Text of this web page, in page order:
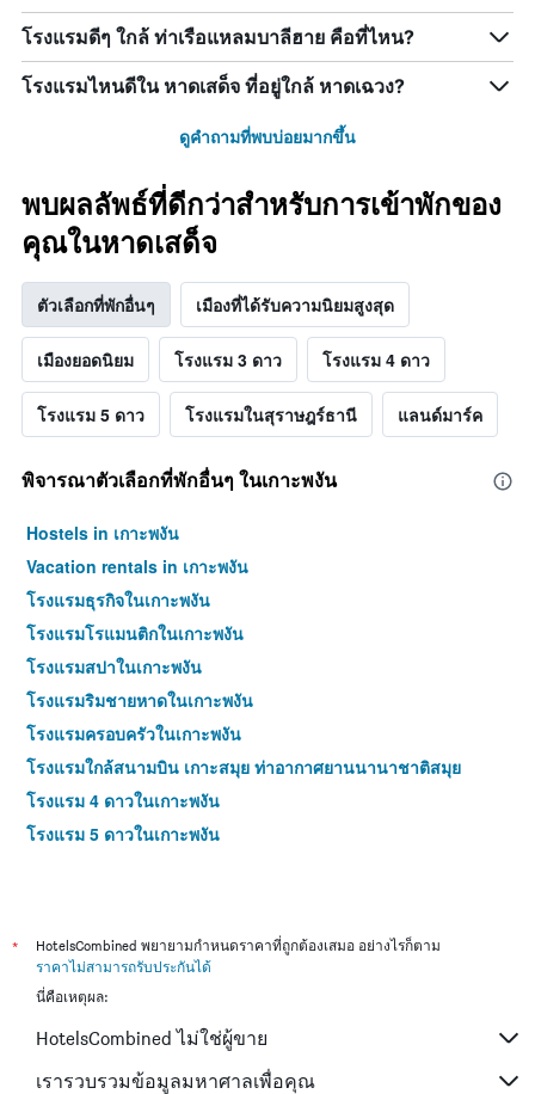
โรงแรมดีๆ ใกล้ ท่าเรือแหลมบาลีฮาย คือที่ไหน?
โรงแรมไหนดีใน หาดเสด็จ ที่อยู่ใกล้ หาดเฉวง?
ดูคำถามที่พบบ่อยมากขึ้น
พบผลลัพธ์ที่ดีกว่าสำหรับการเข้าพักของ
คุณในหาดเสด็จ
ตัวเลือกที่พักอื่นๆ เมืองที่ได้รับความนิยมสูงสุด
เมืองยอดนิยม โรงแรม 3 ดาว โรงแรม 4 ดาว
โรงแรม 5 ดาว โรงแรมในสุราษฎร์ธานี แลนด์มาร์ค
พิจารณาตัวเลือกที่พักอื่นๆ ในเกาะพงัน
Hostels in เกาะพงัน
Vacation rentals in เกาะพงัน
โรงแรมธุรกิจในเกาะพงัน
โรงแรมโรแมนติกในเกาะพงัน
โรงแรมสปาในเกาะพงัน
โรงแรมริมชายหาดในเกาะพงัน
โรงแรมครอบครัวในเกาะพงัน
โรงแรมใกล้สนามบิน เกาะสมุย ท่าอากาศยานนานาชาติสมุย
โรงแรม 4 ดาวในเกาะพงัน
โรงแรม 5 ดาวในเกาะพงัน
*
HotelsCombined พยายามกำหนดราคาที่ถูกต้องเสมอ อย่างไรก็ตาม
ราคาไม่สามารถรับประกันได้
นี่คือเหตุผล:
HotelsCombined ไม่ใช่ผู้ขาย
เรารวบรวมข้อมูลมหาศาลเพื่อคุณ